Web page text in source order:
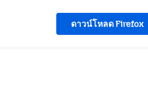
ดาวน์โหลด Firefox